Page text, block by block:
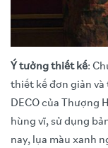
Ý tưởng thiết kế:
thiết kế đơn giản và
DECO của Thượng
hùng vĩ, sử dụng
nay, lụa màu xanh